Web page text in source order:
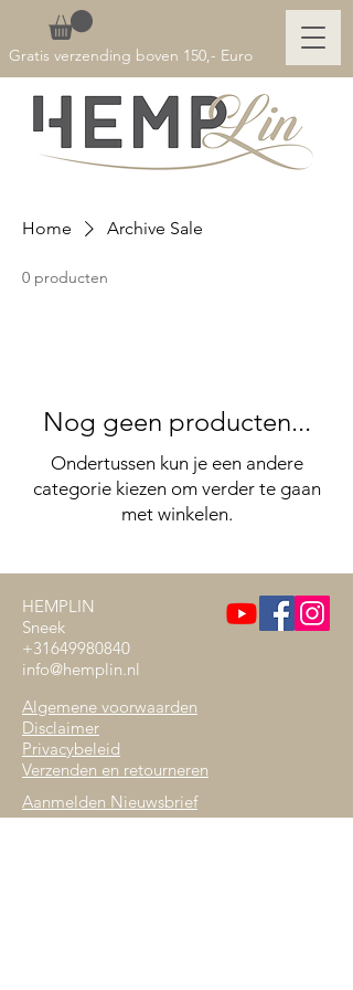
Gratis verzending boven 150,- Euro
Home Archive Sale
0 producten
Nog geen producten...
Ondertussen kun je een andere
categorie kiezen om verder te gaan
met winkelen.
HEMPLIN
Sneek
+31649980840
info@hemplin.nl
Algemene voorwaarden
Disclaimer
Privacybeleid
Verzenden en retourneren
Aanmelden Nieuwsbrief